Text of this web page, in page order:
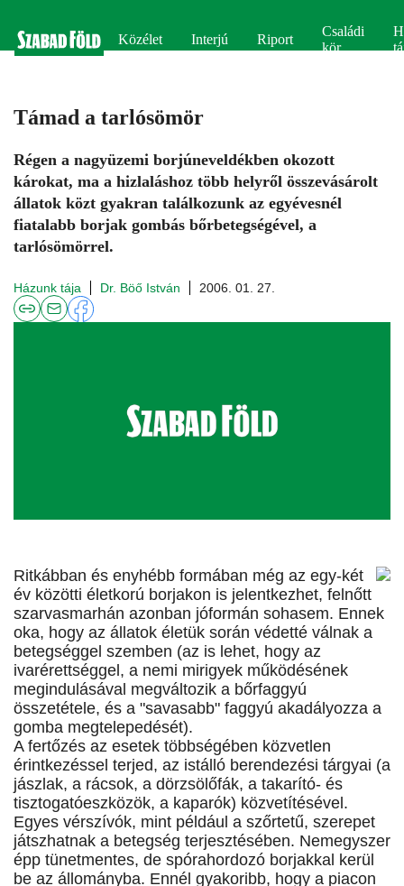
Közélet Interjú Riport
Családi
kör
Támad a tarlósömör
Régen a nagyüzemi borjúneveldékben okozott
károkat, ma a hizlaláshoz több helyről összevásárolt
állatok közt gyakran találkozunk az egyévesnél
fiatalabb borjak gombás bőrbetegségével, a
tarlósömörrel.
Házunk tája Dr. Böő István 2006. 01. 27.
Ritkábban és enyhébb formában még az egy-két
év közötti életkorú borjakon is jelentkezhet, felnőtt
szarvasmarhán azonban jóformán sohasem. Ennek
oka, hogy az állatok életük során védetté válnak a
betegséggel szemben (az is lehet, hogy az
ivarérettséggel, a nemi mirigyek működésének
megindulásával megváltozik a bőrfaggyú
összetétele, és a "savasabb" faggyú akadályozza a
gomba megtelepedését).
A fertőzés az esetek többségében közvetlen
érintkezéssel terjed, az istálló berendezési tárgyai (a
jászlak, a rácsok, a dörzsölőfák, a takarító- és
tisztogatóeszközök, a kaparók) közvetítésével.
Egyes vérszívók, mint például a szőrtetű, szerepet
játszhatnak a betegség terjesztésében. Nemegyszer
épp tünetmentes, de spórahordozó borjakkal kerül
be az állományba. Ennél gyakoribb, hogy a piacon